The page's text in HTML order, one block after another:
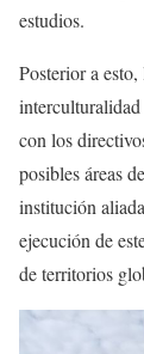
estudios.
Posterior a
con los
posibles áreas
institución
ejecución de
de territorios